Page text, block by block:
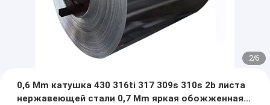
2/6
0,6 Mm катушка 430 316ti 317 309s 310s 2b листа
нержавеющей стали 0,7 Mm яркая обожженная